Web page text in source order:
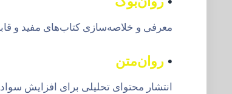
معرفی و خلاصه‌سازی کتاب‌های مفید و
• روان‌متن
انتشار محتوای تحلیلی برای افزایش